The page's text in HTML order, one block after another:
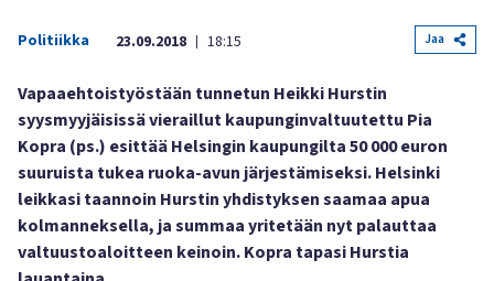
Politiikka 23.09.2018 | 18:15 Jaa
Vapaaehtoistyöstään tunnetun Heikki Hurstin
syysmyyjäisissä vieraillut kaupunginvaltuutettu Pia
Kopra (ps.) esittää Helsingin kaupungilta 50 000 euron
suuruista tukea ruoka-avun järjestämiseksi. Helsinki
leikkasi taannoin Hurstin yhdistyksen saamaa apua
kolmanneksella, ja summaa yritetään nyt palauttaa
valtuustoaloitteen keinoin. Kopra tapasi Hurstia